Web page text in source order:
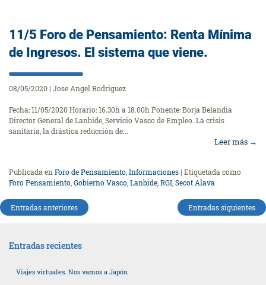
11/5 Foro de Pensamiento: Renta Mínima
de Ingresos. El sistema que viene.
08/05/2020 | Jose Angel Rodriguez
Fecha: 11/05/2020 Horario: 16.30h a 18.00h Ponente: Borja Belandia
Director General de Lanbide, Servicio Vasco de Empleo. La crisis
sanitaria, la drástica reducción de...
Leer más →
Publicada en Foro de Pensamiento Informaciones | Etiquetada como
Foro Pensamiento Gobierno Vasco Lanbide RGI Secot Alava
Navegación
entradas
Entradas anteriores Entradas siguientes
Entradas recientes
Viajes virtuales. Nos vamos a Japón